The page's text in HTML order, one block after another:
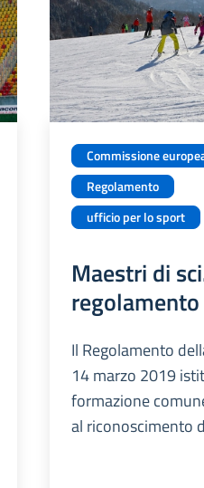
Commissione
Regolamento
ufficio per lo sport
Maestri di
Il Regolamento
14 marzo 2019
formazione
al riconoscimento